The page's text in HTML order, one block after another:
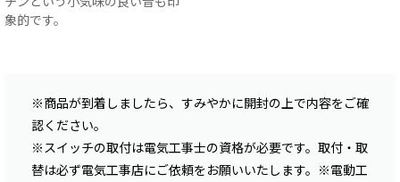
象的です。
※商品が到着しましたら、すみやかに開封の上で内容をご確
認ください。
※スイッチの取付は電気工事士の資格が必要です。取付・取
替は必ず電気工事店にご依頼をお願いいたします。※電動工